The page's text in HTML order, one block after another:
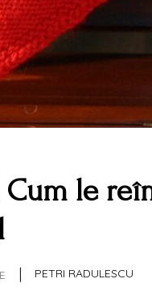
le
| PETRI RADULESCU